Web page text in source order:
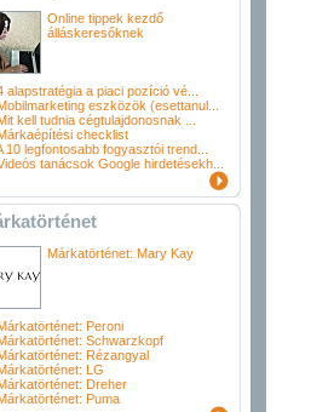
Online tippek kezdő
álláskeresőknek
alapstratégia a piaci pozíció vé...
eszközök (esettanul...
kell tudnia cégtulajdonosnak ...
checklist
10 legfontosabb fogyasztói trend...
tanácsok Google hirdetésekh...
Márkatörténet: Mary Kay
Peroni
Schwarzkopf
Rézangyal
LG
Dreher
Puma